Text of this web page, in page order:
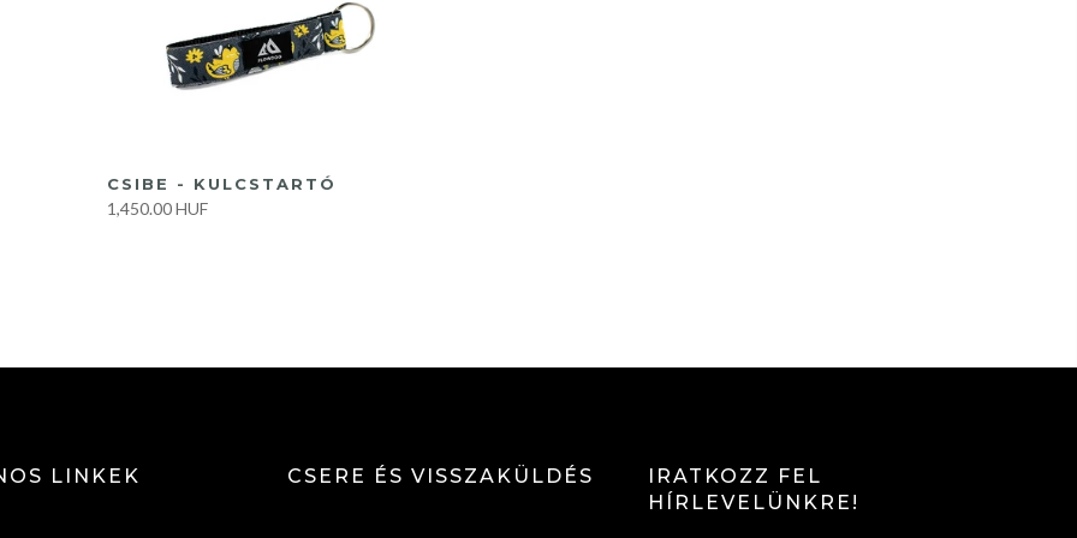
KOSÁRBA
CSIBE - KULCSTARTÓ
1,450.00 HUF
LINKEK CSERE ÉS VISSZAKÜLDÉS
IRATKOZZ FEL
HÍRLEVELÜNKRE!